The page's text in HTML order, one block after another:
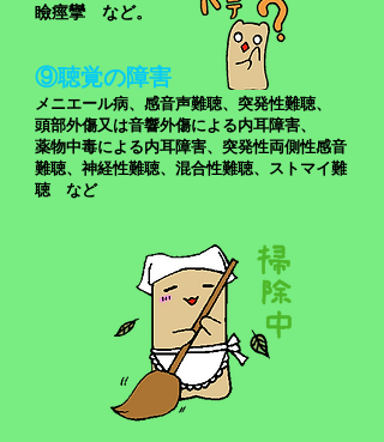
瞼痙攣 など。
⑨聴覚の障害
​メニエール病、感音声難聴、突発性難聴、
頭部外傷又は音響外傷による内耳障害、
薬物中毒による内耳障害、突発性両側性感音
難聴、神経性難聴、混合性難聴、ストマイ難
聴 など